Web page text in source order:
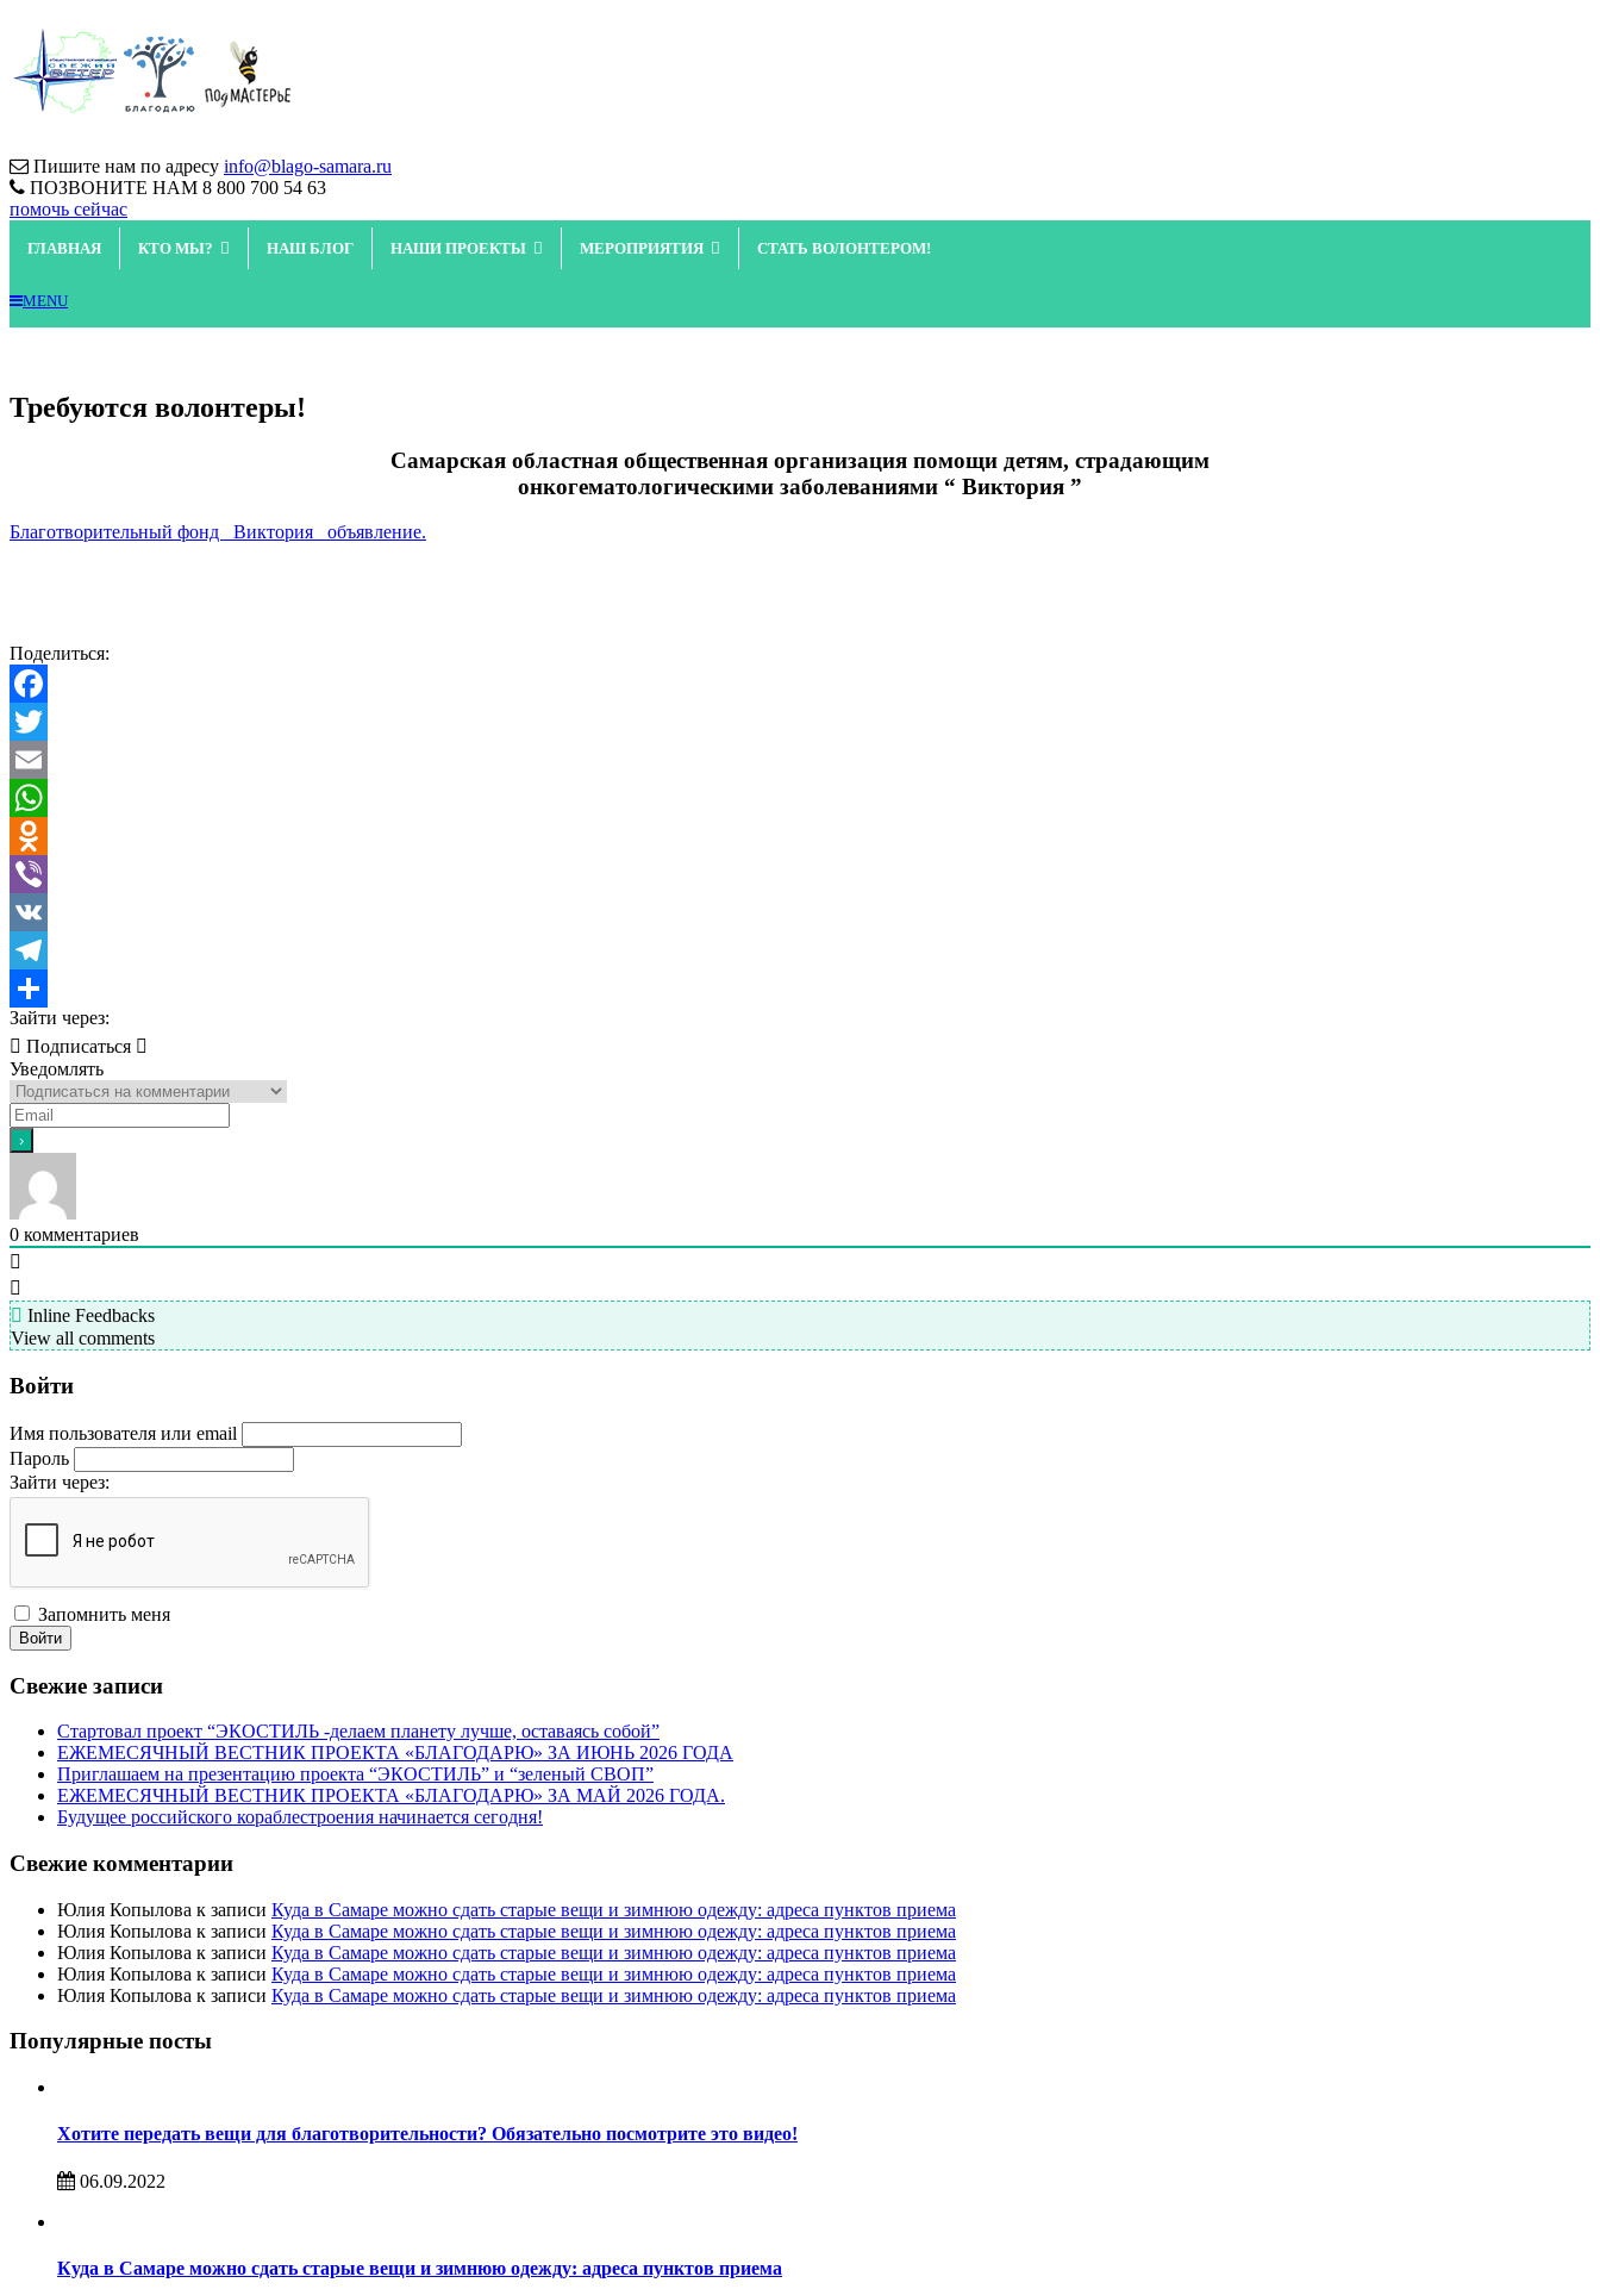
Пишите нам по адресу info@blago-samara.ru
ПОЗВОНИТЕ НАМ 8 800 700 54 63
помочь сейчас
ГЛАВНАЯ КТО МЫ? НАШ БЛОГ НАШИ ПРОЕКТЫ МЕРОПРИЯТИЯ СТАТЬ ВОЛОНТЕРОМ!
MENU
Требуются волонтеры!
Самарская областная общественная организация помощи детям, страдающим
онкогематологическими заболеваниями “ Виктория ”
Благотворительный фонд _Виктория_ объявление.
Поделиться:
Facebook
Twitter
Email
WhatsApp
Odnoklassniki
Viber
VK
Telegram
Отправить
Зайти через:
Подписаться
Уведомлять
0 комментариев
Inline Feedbacks
View all comments
Войти
Имя пользователя или email
Пароль
Зайти через:
Запомнить меня
Войти
Свежие записи
Стартовал проект “ЭКОСТИЛЬ -делаем планету лучше, оставаясь собой”
ЕЖЕМЕСЯЧНЫЙ ВЕСТНИК ПРОЕКТА «БЛАГОДАРЮ» ЗА ИЮНЬ 2026 ГОДА
Приглашаем на презентацию проекта “ЭКОСТИЛЬ” и “зеленый СВОП”
ЕЖЕМЕСЯЧНЫЙ ВЕСТНИК ПРОЕКТА «БЛАГОДАРЮ» ЗА МАЙ 2026 ГОДА.
Будущее российского кораблестроения начинается сегодня!
Свежие комментарии
Юлия Копылова к записи Куда в Самаре можно сдать старые вещи и зимнюю одежду: адреса пунктов приема
Юлия Копылова к записи Куда в Самаре можно сдать старые вещи и зимнюю одежду: адреса пунктов приема
Юлия Копылова к записи Куда в Самаре можно сдать старые вещи и зимнюю одежду: адреса пунктов приема
Юлия Копылова к записи Куда в Самаре можно сдать старые вещи и зимнюю одежду: адреса пунктов приема
Юлия Копылова к записи Куда в Самаре можно сдать старые вещи и зимнюю одежду: адреса пунктов приема
Популярные посты
Хотите передать вещи для благотворительности? Обязательно посмотрите это видео!
06.09.2022
Куда в Самаре можно сдать старые вещи и зимнюю одежду: адреса пунктов приема